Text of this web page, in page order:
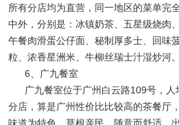
所有分店均为直营，同一地区的菜单完
中外，分别是：冰镇奶茶、五星级烧肉
午餐肉滑蛋公仔面、秘制厚多士、回味
粒、浓香星洲米、牛柳丝瑞士汁湿炒河。
6、广九餐室
广九餐室位于广州白云路109号，
分店，算是广州性价比比较高的茶餐厅
味道为特色，草根亲民，随意而舒适。